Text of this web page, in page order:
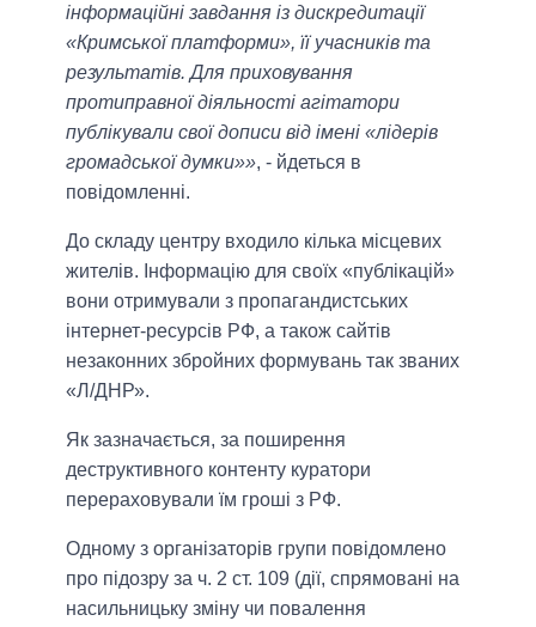
інформаційні завдання із дискредитації
«Кримської платформи», її учасників та
результатів. Для приховування
протиправної діяльності агітатори
публікували свої дописи від імені «лідерів
громадської думки»», - йдеться в
повідомленні.
До складу центру входило кілька місцевих
жителів. Інформацію для своїх «публікацій»
вони отримували з пропагандистських
інтернет-ресурсів РФ, а також сайтів
незаконних збройних формувань так званих
«Л/ДНР».
Як зазначається, за поширення
деструктивного контенту куратори
перераховували їм гроші з РФ.
Одному з організаторів групи повідомлено
про підозру за ч. 2 ст. 109 (дії, спрямовані на
насильницьку зміну чи повалення